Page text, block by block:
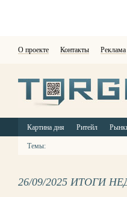
О проекте Контакты Реклама
Картина дня Ритейл
Темы:
26/09/2025 ИТОГИ